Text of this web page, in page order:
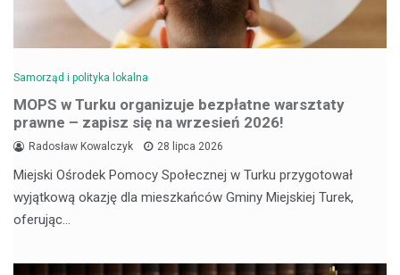
Samorząd i polityka lokalna
MOPS w Turku organizuje bezpłatne warsztaty
prawne – zapisz się na wrzesień 2026!
Radosław Kowalczyk 28 lipca 2026
Miejski Ośrodek Pomocy Społecznej w Turku przygotował
wyjątkową okazję dla mieszkańców Gminy Miejskiej Turek,
oferując…